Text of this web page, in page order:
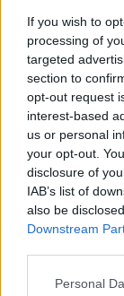
If you wish to
processing of
targeted
section to
opt-out request
interest-based
us or personal
your opt-out.
disclosure of
IAB’s list of
also be
Downstream
Personal